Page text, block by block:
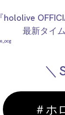
『hololive
最新タイ
＼
＃ホ